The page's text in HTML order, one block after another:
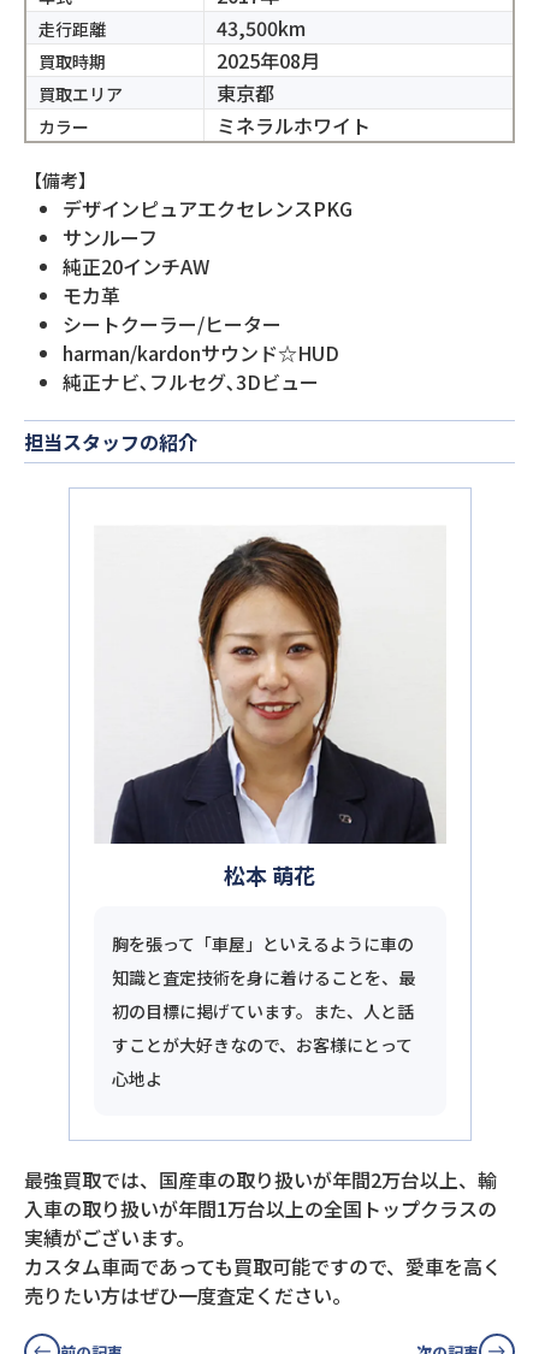
走行距離 43,500km
買取時期 2025年08月
買取エリア 東京都
カラー ミネラルホワイト
【備考】
デザインピュアエクセレンスPKG
サンルーフ
純正20インチAW
モカ革
シートクーラー/ヒーター
harman/kardonサウンド☆HUD
純正ナビ､フルセグ､3Dビュー
担当スタッフの紹介
松本 萌花
胸を張って「車屋」といえるように車の
知識と査定技術を身に着けることを、最
初の目標に掲げています。また、人と話
すことが大好きなので、お客様にとって
心地よ
最強買取では、国産車の取り扱いが年間2万台以上、輸
入車の取り扱いが年間1万台以上の全国トップクラスの
実績がございます。
カスタム車両であっても買取可能ですので、愛車を高く
売りたい方はぜひ一度査定ください。